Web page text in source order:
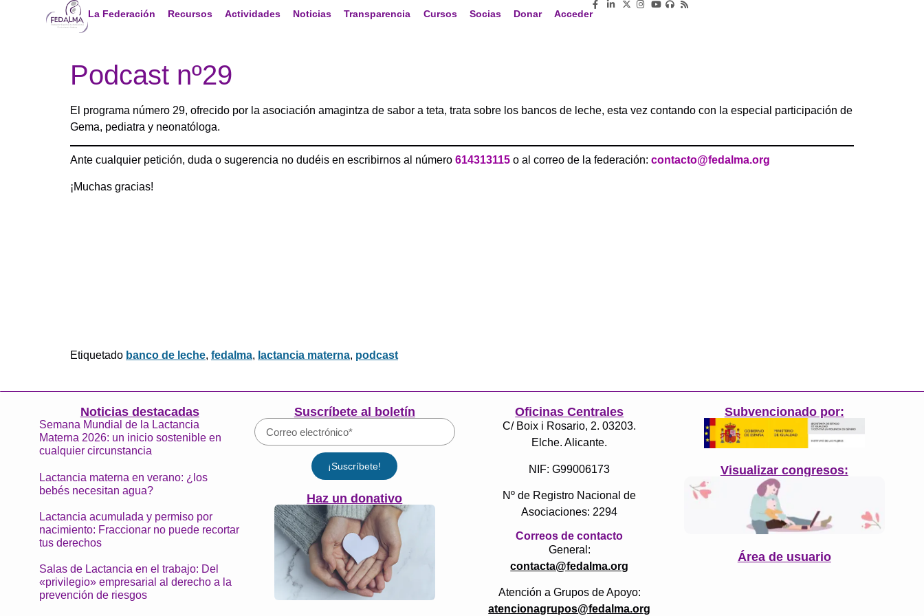
La Federación Recursos Actividades Noticias Transparencia Cursos Socias Donar Acceder
Podcast nº29
El programa número 29, ofrecido por la asociación amagintza de sabor a teta, trata sobre los bancos de leche, esta vez contando con la especial participación de
Gema, pediatra y neonatóloga.
Ante cualquier petición, duda o sugerencia no dudéis en escribirnos al número 614313115 o al correo de la federación: contacto@fedalma.org
¡Muchas gracias!
Etiquetado banco de leche, fedalma, lactancia materna, podcast
Noticias destacadas
Semana Mundial de la Lactancia
Materna 2026: un inicio sostenible en
cualquier circunstancia
Lactancia materna en verano: ¿los
bebés necesitan agua?
Lactancia acumulada y permiso por
nacimiento: Fraccionar no puede recortar
tus derechos
Salas de Lactancia en el trabajo: Del
«privilegio» empresarial al derecho a la
prevención de riesgos
Suscríbete al boletín
¡Suscríbete!
Haz un donativo
Oficinas Centrales
C/ Boix i Rosario, 2. 03203.
Elche. Alicante.
NIF: G99006173
Nº de Registro Nacional de
Asociaciones: 2294
Correos de contacto
General:
contacta@fedalma.org
Atención a Grupos de Apoyo:
atencionagrupos@fedalma.org
Subvencionado por:
Visualizar congresos:
Área de usuario